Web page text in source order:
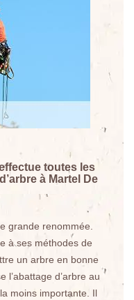
toutes les
à Martel De
grande renommée.
à ses méthodes de
un arbre en bonne
l’abattage d’arbre au
moins importante. Il